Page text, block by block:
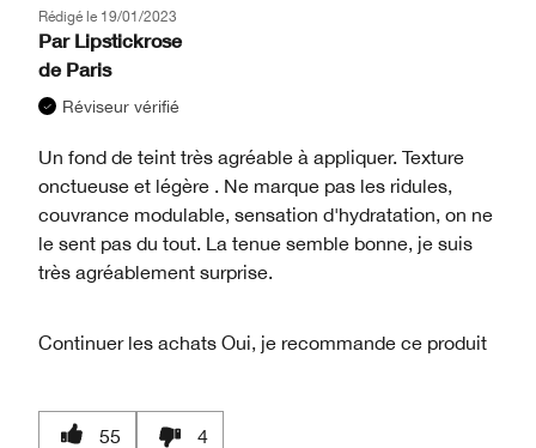
Rédigé le 19/01/2023
Par Lipstickrose
de Paris
Réviseur vérifié
Un fond de teint très agréable à appliquer. Texture
onctueuse et légère . Ne marque pas les ridules,
couvrance modulable, sensation d'hydratation, on ne
le sent pas du tout. La tenue semble bonne, je suis
très agréablement surprise.
Continuer les achats Oui, je recommande ce produit
55 4